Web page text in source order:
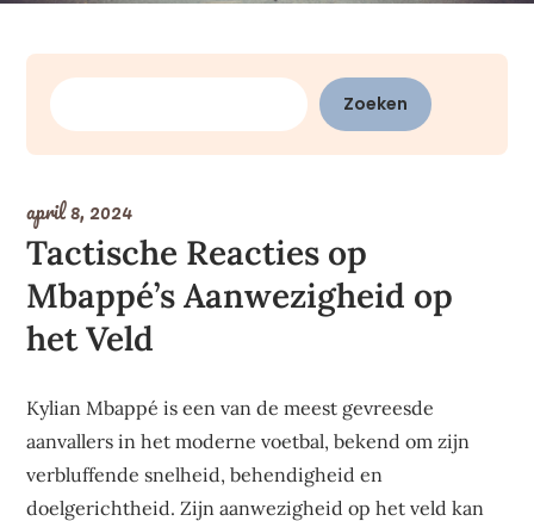
Zoeken
Zoeken
april 8, 2024
Tactische Reacties op
Mbappé’s Aanwezigheid op
het Veld
Kylian Mbappé is een van de meest gevreesde
aanvallers in het moderne voetbal, bekend om zijn
verbluffende snelheid, behendigheid en
doelgerichtheid. Zijn aanwezigheid op het veld kan